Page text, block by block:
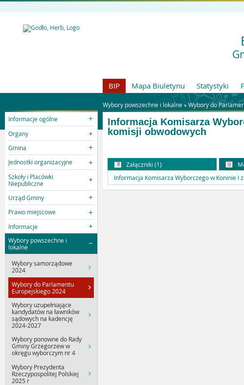
BIP Mapa Biuletynu Statystyki
Wybory powszechne i lokalne »Wybory do
Informacje ogólne
Organy
Gmina
Jednostki organizacyjne
Szkoły i Placówki
Niepubliczne
Urząd Gminy
Prawo miejscowe
Informacje
Wybory powszechne i
lokalne
Wybory samorządowe
2024
Wybory do Parlamentu
Europejskiego 2024
Wybory uzupełniające
kandydatów na ławników
sądowych na kadencję
2024-2027
Wybory ponowne do Rady
Gminy Grzegorzew w
okręgu wyborczym nr 4
Wybory Prezydenta
Rzeczypospolitej Polskiej
2025 r
Informacja Komisarza
komisji obwodowych
Załączniki (1)
Informacja Komisarza Wyborczego w Koninie I